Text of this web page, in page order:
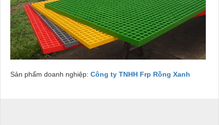
Sản phẩm doanh nghiệp: Công ty TNHH Frp Rồng Xanh